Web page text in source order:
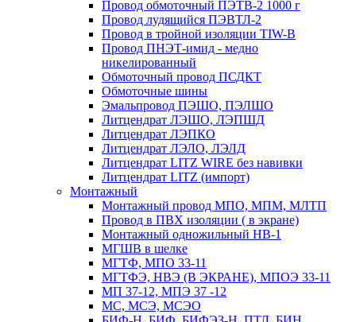
Провод обмоточный ПЭТВ-2 1000 г
Провод лудящийся ПЭВТЛ-2
Провод в тройной изоляции TIW-B
Провод ПНЭТ-имид - медно
никелированный
Обмоточный провод ПСДКТ
Обмоточные шины
Эмальпровод ПЭШО, ПЭЛШО
Литцендрат ЛЭШО, ЛЭПШД
Литцендрат ЛЭПКО
Литцендрат ЛЭЛО, ЛЭЛД
Литцендрат LITZ WIRE без навивки
Литцендрат LITZ (импорт)
Монтажный
Монтажный провод МПО, МПМ, МЛТП
Провод в ПВХ изоляции ( в экране)
Монтажный одножильный HB-1
МГШВ в шелке
МГТФ, МПО 33-11
МГТФЭ, НВЭ (В ЭКРАНЕ), МПОЭ 33-11
МП 37-12, МПЭ 37 -12
МС, МСЭ, МСЭО